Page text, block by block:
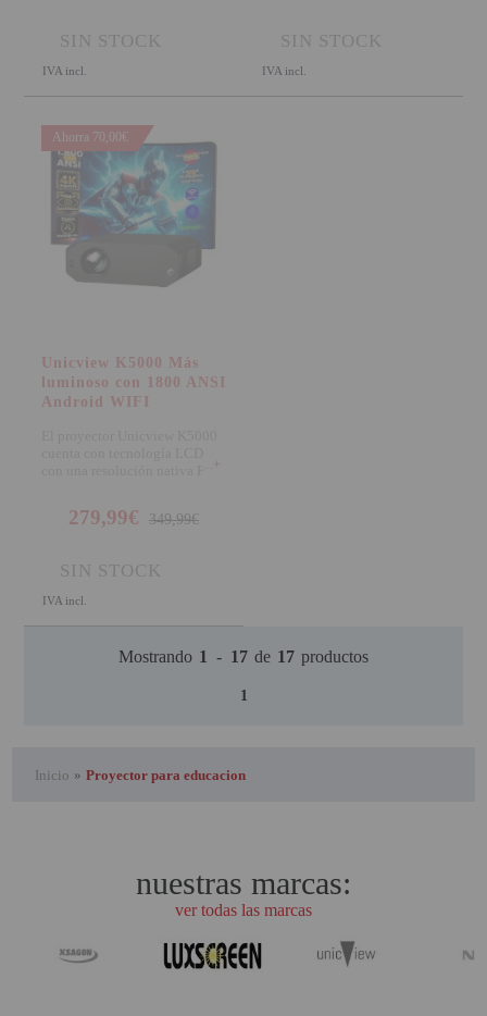
SIN STOCK
IVA incl.
SIN STOCK
IVA incl.
Ahorra 70,00€
Unicview K5000 Más
luminoso con 1800 ANSI
Android WIFI
+
279,99€ 349,99€
SIN STOCK
IVA incl.
Mostrando 1 - 17 de 17 productos
1
Inicio » Proyector para educacion
nuestras marcas:
ver todas las marcas